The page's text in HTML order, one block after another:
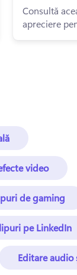
Consultă
apreciere
video
de gaming
pe LinkedIn
Editare audio